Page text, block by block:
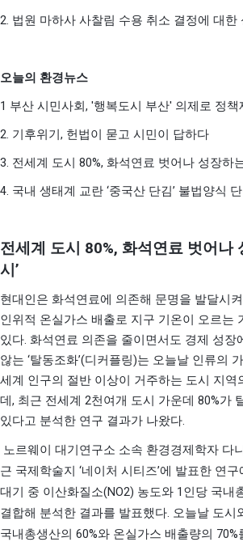
2. 법원 마하사 사찰림 수용 취소 결정에 대한
오늘의 환경뉴스
1 부산 시민사회 , '행복도시 부산' 의제로 정책
2. 기후위기 , 헌법이 묻고 시민이 답하다
3. 전세계 도시 80%, 화석연료 벗어나 성장하
4. 국내 생태계 교란 ‘중국산 단김’ 불법양식
전세계 도시 80%, 화석연료 벗어나
시 ’
현대인은 화석연료에 의존해 문명을 발달시
인위적 온실가스 배출로 지구 기온이 오르는
있다. 화석연료 의존을 줄이면서도 경제 성장
않는 ‘탈동조화’(디커플링)는 오늘날 인류의
세계 인구의 절반 이상이 거주하는 도시 지역
데 , 최근 전세계 2천여개 도시 가운데 80%가
있다고 분석한 연구 결과가 나왔다.
노르웨이 대기연구소 소속 환경경제학자 다
근 국제학술지 ‘네이처 시티즈’에 발표한 연구
대기 중 이산화질소(NO2) 농도와 1 인당 국내
결합해 분석한 결과를 발표했다. 오늘날 도시
국내총생산의 60%와 온실가스 배출량의 70%